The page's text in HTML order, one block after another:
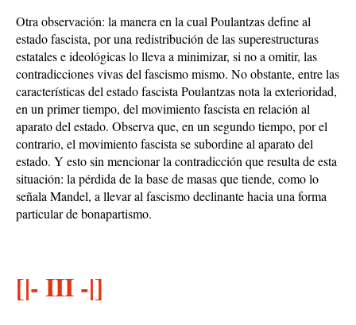
Otra observación: la manera en la cual Poulantzas define al
estado fascista, por una redistribución de las superestructuras
estatales e ideológicas lo lleva a minimizar, si no a omitir, las
contradicciones vivas del fascismo mismo. No obstante, entre las
características del estado fascista Poulantzas nota la exterioridad,
en un primer tiempo, del movimiento fascista en relación al
aparato del estado. Observa que, en un segundo tiempo, por el
contrario, el movimiento fascista se subordine al aparato del
estado. Y esto sin mencionar la contradicción que resulta de esta
situación: la pérdida de la base de masas que tiende, como lo
señala Mandel, a llevar al fascismo declinante hacia una forma
particular de bonapartismo.
[|- III -|]